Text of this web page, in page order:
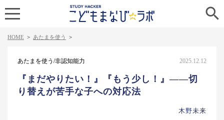

HOME > あたまを使う >
あたまを使う/非認知能力 2025.12.12
『まだやりたい！』『もう少し！』️——切
り替えが苦手な子への対応法
木野未来